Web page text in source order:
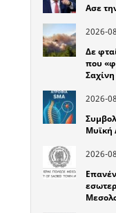
Ασε
2026-
Δε
που
Σαχίνη
2026-
Μυϊκή
2026-